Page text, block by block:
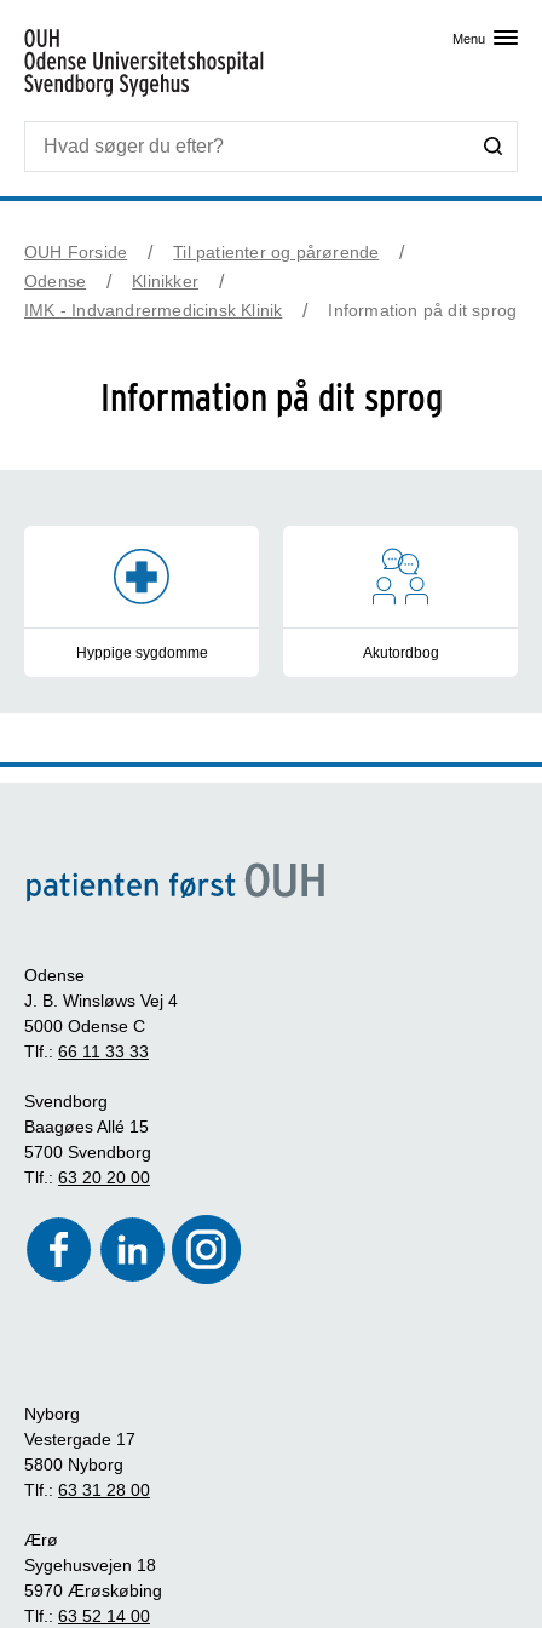
Menu
OUH Forside
Til patienter og pårørende
Odense
Klinikker
IMK - Indvandrermedicinsk Klinik
Information på dit sprog
Information på dit sprog
Hyppige sygdomme Akutordbog
Odense
J. B. Winsløws Vej 4
5000 Odense C
Tlf.: 66 11 33 33
Svendborg
Baagøes Allé 15
5700 Svendborg
Tlf.: 63 20 20 00
Nyborg
Vestergade 17
5800 Nyborg
Tlf.: 63 31 28 00
Ærø
Sygehusvejen 18
5970 Ærøskøbing
Tlf.: 63 52 14 00